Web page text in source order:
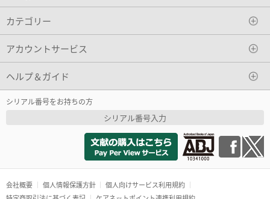
カテゴリー
アカウントサービス
ヘルプ＆ガイド
シリアル番号をお持ちの方
シリアル番号入力
会社概要 個人情報保護方針
個人向けサービス利用規約